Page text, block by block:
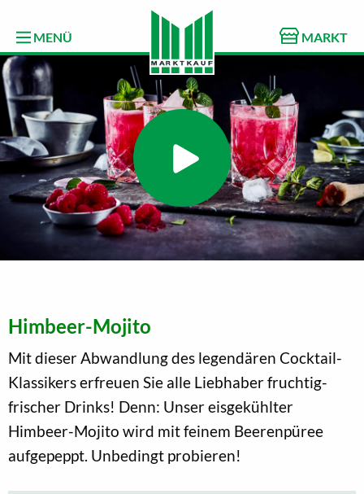
MENÜ MARKT
Himbeer-Mojito
Mit dieser Abwandlung des legendären Cocktail-
Klassikers erfreuen Sie alle Liebhaber fruchtig-
frischer Drinks! Denn: Unser eisgekühlter
Himbeer-Mojito wird mit feinem Beerenpüree
aufgepeppt. Unbedingt probieren!